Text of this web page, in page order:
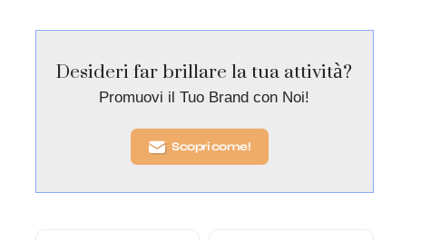
Desideri far brillare la tua attività?
Promuovi il Tuo Brand con Noi!
Scopri come!